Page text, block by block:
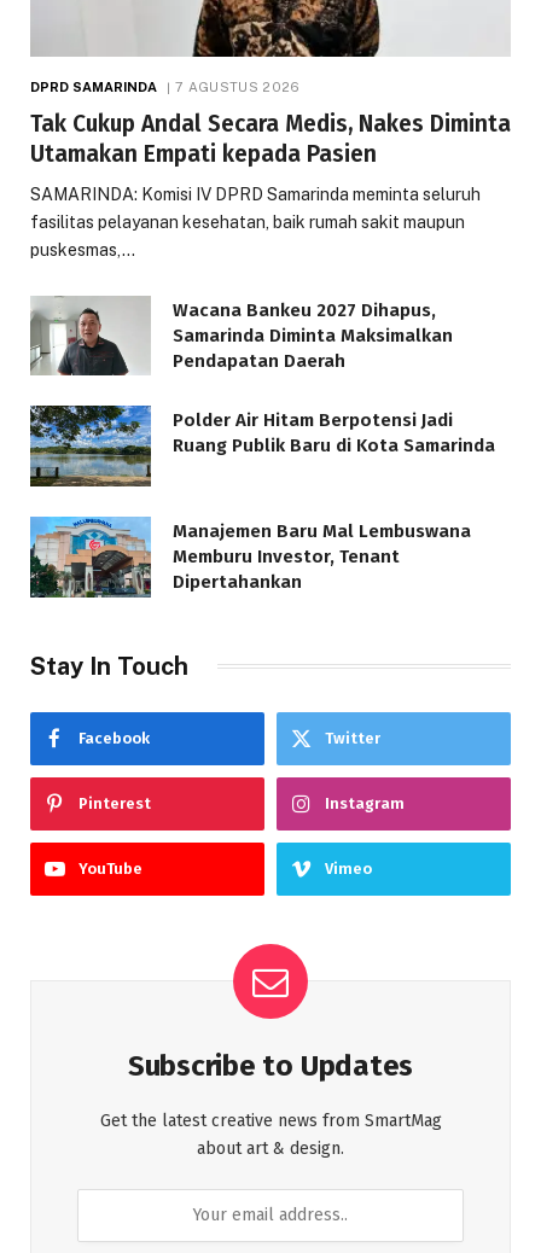
DPRD SAMARINDA 7 AGUSTUS 2026
Tak Cukup Andal Secara Medis, Nakes Diminta
Utamakan Empati kepada Pasien
SAMARINDA: Komisi IV DPRD Samarinda meminta seluruh
fasilitas pelayanan kesehatan, baik rumah sakit maupun
puskesmas,…
Wacana Bankeu 2027 Dihapus,
Samarinda Diminta Maksimalkan
Pendapatan Daerah
Polder Air Hitam Berpotensi Jadi
Ruang Publik Baru di Kota Samarinda
Manajemen Baru Mal Lembuswana
Memburu Investor, Tenant
Dipertahankan
Stay In Touch
Facebook Twitter
Pinterest Instagram
YouTube Vimeo
Subscribe to Updates
Get the latest creative news from SmartMag
about art & design.